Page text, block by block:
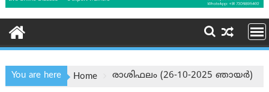
You are here Home രാശിഫലം (26-10-2025 ഞായര്‍)